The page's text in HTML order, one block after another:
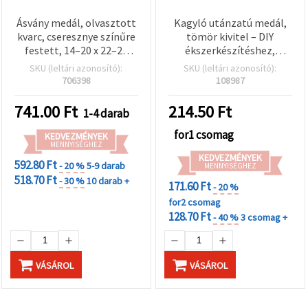
Ásvány medál, olvasztott
kvarc, cseresznye színűre
festett, 14–20 x 22–27
mm, vegyes méret,
ékszerkészítéshez
SKU (leltári azonosító):
706398
741.00 Ft 1-4 darab
KEDVEZMÉNYEK
MENNYISÉGHEZ
592.80 Ft- 20 %5-9 darab
518.70 Ft- 30 %10 darab +
VÁSÁROL
Kagyló utánzatú medál,
tömör kivitel – DIY
ékszerkészítéshez,
39×36,5×12 mm – 5 db
SKU (leltári azonosító):
108987
214.50 Ft
for1 csomag
KEDVEZMÉNYEK
MENNYISÉGHEZ
171.60 Ft- 20 %
for2 csomag
128.70 Ft- 40 %3 csomag +
VÁSÁROL